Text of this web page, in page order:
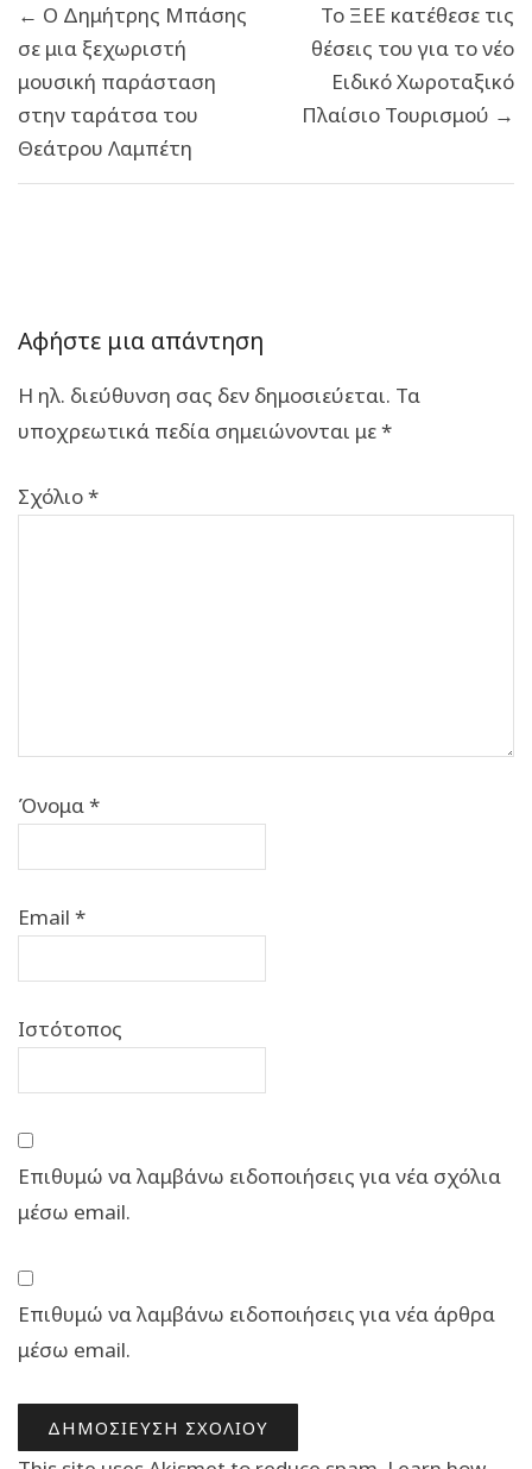
άρθρων
← Ο Δημήτρης Μπάσης
σε μια ξεχωριστή
μουσική παράσταση
στην ταράτσα του
Θεάτρου Λαμπέτη
Το ΞΕΕ κατέθεσε τις
θέσεις του για το νέο
Ειδικό Χωροταξικό
Πλαίσιο Τουρισμού →
Αφήστε μια απάντηση
Η ηλ. διεύθυνση σας δεν δημοσιεύεται. Τα
υποχρεωτικά πεδία σημειώνονται με*
Σχόλιο*
Όνομα*
Email *
Ιστότοπος
Επιθυμώ να λαμβάνω ειδοποιήσεις για νέα σχόλια
μέσω email.
Επιθυμώ να λαμβάνω ειδοποιήσεις για νέα άρθρα
μέσω email.